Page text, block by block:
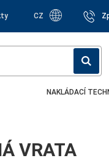
CZ
NAKLÁDACÍ
VRATA